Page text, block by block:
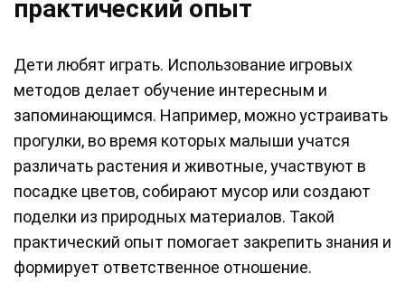
практический опыт
Дети любят играть. Использование игровых
методов делает обучение интересным и
запоминающимся. Например, можно устраивать
прогулки, во время которых малыши учатся
различать растения и животные, участвуют в
посадке цветов, собирают мусор или создают
поделки из природных материалов. Такой
практический опыт помогает закрепить знания и
формирует ответственное отношение.